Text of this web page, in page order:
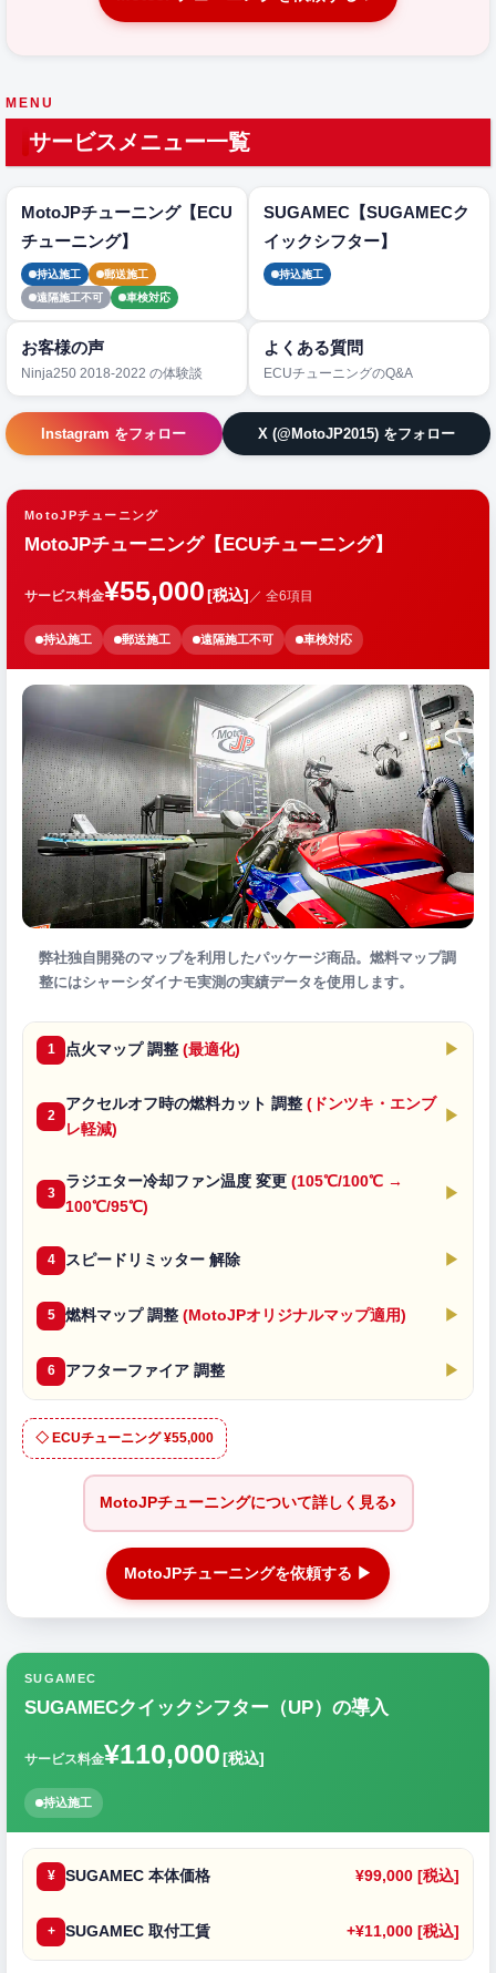
MENU
サービスメニュー一覧
MotoJPチューニング【ECU
チューニング】
持込施工
郵送施工
遠隔施工不可
車検対応
SUGAMEC【SUGAMECク
イックシフター】
持込施工
お客様の声
Ninja250 2018-2022 の体験談
よくある質問
ECUチューニングのQ&A
Instagram をフォロー X (@MotoJP2015) をフォロー
MotoJPチューニング
MotoJPチューニング【ECUチューニング】
サービス料金¥55,000[税込] ／ 全6項目
持込施工 郵送施工 遠隔施工不可 車検対応
弊社独自開発のマップを利用したパッケージ商品。燃料マップ調
整にはシャーシダイナモ実測の実績データを使用します。
1 点火マップ 調整 (最適化) ▶
2
アクセルオフ時の燃料カット 調整 (ドンツキ・エンブ
レ軽減)
▶
3
ラジエター冷却ファン温度 変更 (105℃/100℃ →
100℃/95℃)
▶
4 スピードリミッター 解除 ▶
5 燃料マップ 調整 (MotoJPオリジナルマップ適用) ▶
6 アフターファイア 調整 ▶
◇ ECUチューニング ¥55,000
MotoJPチューニングについて詳しく見る›
MotoJPチューニングを依頼する ▶
SUGAMEC
SUGAMECクイックシフター（UP）の導入
サービス料金¥110,000[税込]
持込施工
¥ SUGAMEC 本体価格 ¥99,000 [税込]
+ SUGAMEC 取付工賃 +¥11,000 [税込]